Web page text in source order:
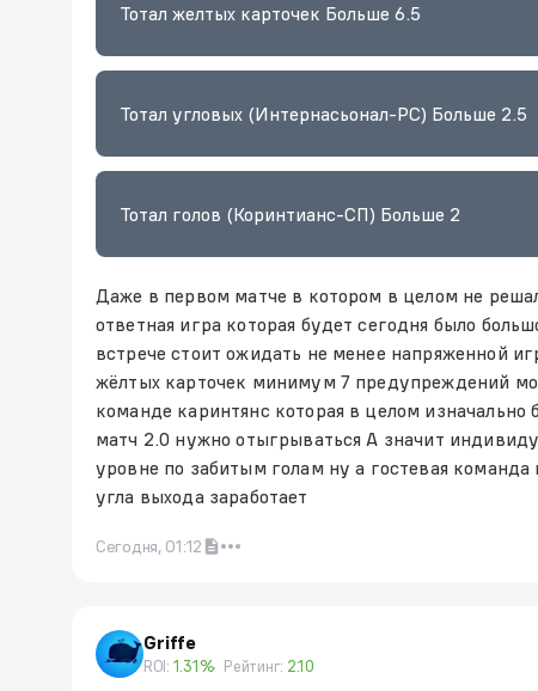
Тотал желтых карточек Больше 6.5
Тотал угловых (Интернасьонал-РС) Больше 2.5
Тотал голов (Коринтианс-СП) Больше 2
Даже в первом матче в котором в целом не
ответная игра которая будет сегодня было
встрече стоит ожидать не менее напряженной
жёлтых карточек минимум 7 предупреждений
команде каринтянс которая в целом
матч 2.0 нужно отыгрываться А значит
уровне по забитым голам ну а гостевая
угла выхода заработает
Сегодня, 01:12
Griffe
ROI: 1.31% Рейтинг: 2.10